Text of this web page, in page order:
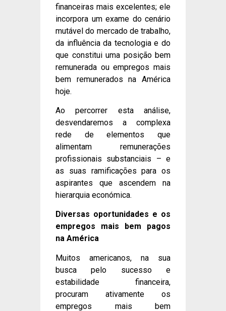
financeiras mais excelentes; ele
incorpora um exame do cenário
mutável do mercado de trabalho,
da influência da tecnologia e do
que constitui uma posição bem
remunerada ou empregos mais
bem remunerados na América
hoje.
Ao percorrer esta análise,
desvendaremos a complexa
rede de elementos que
alimentam remunerações
profissionais substanciais – e
as suas ramificações para os
aspirantes que ascendem na
hierarquia económica.
Diversas oportunidades e os
empregos mais bem pagos
na América
Muitos americanos, na sua
busca pelo sucesso e
estabilidade financeira,
procuram ativamente os
empregos mais bem